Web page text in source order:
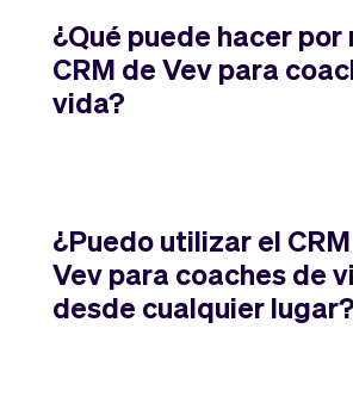
¿Qué puede hacer por
CRM de Vev para
vida?
¿Puedo utilizar el
Vev para coaches de
desde cualquier lugar?